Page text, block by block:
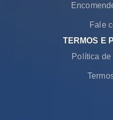
Fale
TERMOS E
Política